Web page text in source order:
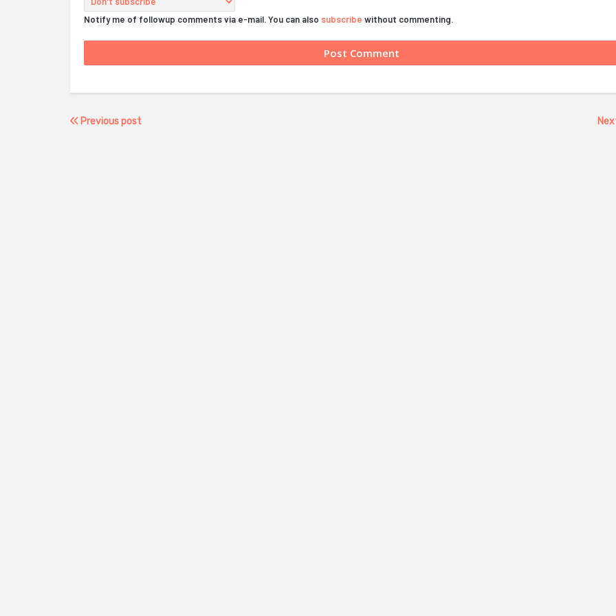
Notify me of followup comments via e-mail. You can also subscribe without commenting.
Previous post